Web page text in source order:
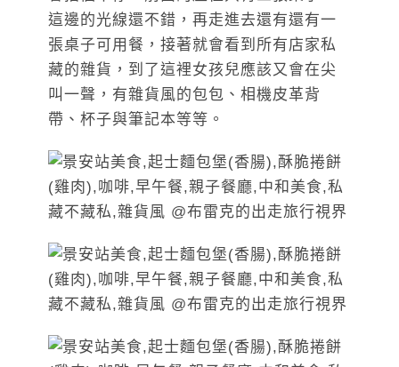
這邊的光線還不錯，再走進去還有還有一
張桌子可用餐，接著就會看到所有店家私
藏的雜貨，到了這裡女孩兒應該又會在尖
叫一聲，有雜貨風的包包、相機皮革背
帶、杯子與筆記本等等。